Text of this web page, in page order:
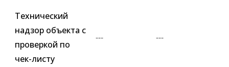
Технический
надзор объекта с
проверкой по
чек-листу
--- ---